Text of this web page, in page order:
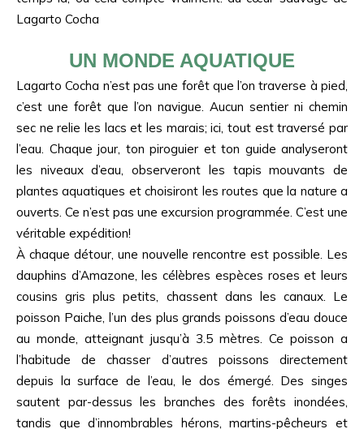
Lagarto Cocha
UN MONDE AQUATIQUE
Lagarto Cocha n’est pas une forêt que l’on traverse à pied,
c’est une forêt que l’on navigue. Aucun sentier ni chemin
sec ne relie les lacs et les marais; ici, tout est traversé par
l’eau. Chaque jour, ton piroguier et ton guide analyseront
les niveaux d’eau, observeront les tapis mouvants de
plantes aquatiques et choisiront les routes que la nature a
ouverts. Ce n’est pas une excursion programmée. C’est une
véritable expédition!
À chaque détour, une nouvelle rencontre est possible. Les
dauphins d’Amazone, les célèbres espèces roses et leurs
cousins gris plus petits, chassent dans les canaux. Le
poisson Paiche, l’un des plus grands poissons d’eau douce
au monde, atteignant jusqu’à 3.5 mètres. Ce poisson a
l’habitude de chasser d’autres poissons directement
depuis la surface de l’eau, le dos émergé. Des singes
sautent par-dessus les branches des forêts inondées,
tandis que d’innombrables hérons, martins-pêcheurs et